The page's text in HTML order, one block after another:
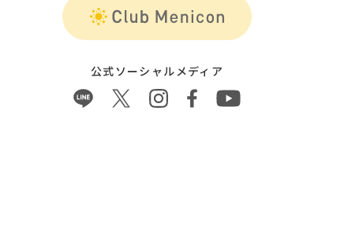
公式ソーシャルメディア